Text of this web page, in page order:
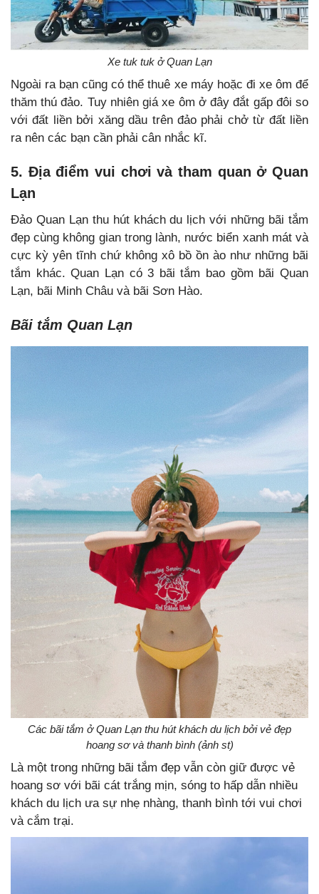
Xe tuk tuk ở Quan Lạn
Ngoài ra bạn cũng có thể thuê xe máy hoặc đi xe ôm để
thăm thú đảo. Tuy nhiên giá xe ôm ở đây đắt gấp đôi so
với đất liền bởi xăng dầu trên đảo phải chở từ đất liền
ra nên các bạn cần phải cân nhắc kĩ.
5. Địa điểm vui chơi và tham quan ở Quan
Lạn
Đảo Quan Lạn thu hút khách du lịch với những bãi tắm
đẹp cùng không gian trong lành, nước biển xanh mát và
cực kỳ yên tĩnh chứ không xô bồ ồn ào như những bãi
tắm khác. Quan Lạn có 3 bãi tắm bao gồm bãi Quan
Lạn, bãi Minh Châu và bãi Sơn Hào.
Bãi tắm Quan Lạn
Các bãi tắm ở Quan Lạn thu hút khách du lịch bởi vẻ đẹp
hoang sơ và thanh bình (ảnh st)
Là một trong những bãi tắm đẹp vẫn còn giữ được vẻ
hoang sơ với bãi cát trắng mịn, sóng to hấp dẫn nhiều
khách du lịch ưa sự nhẹ nhàng, thanh bình tới vui chơi
và cắm trại.